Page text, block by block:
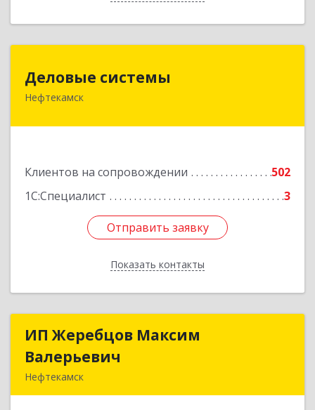
Деловые системы
Нефтекамск
Клиентов на сопровождении
502
1С:Специалист
3
Отправить заявку
Показать контакты
452689, Башкортостан Респ, Нефтекамск г,
Отправить заявку
Назад
ИП Жеребцов Максим
Валерьевич
Нефтекамск
ИП Жеребцов Максим